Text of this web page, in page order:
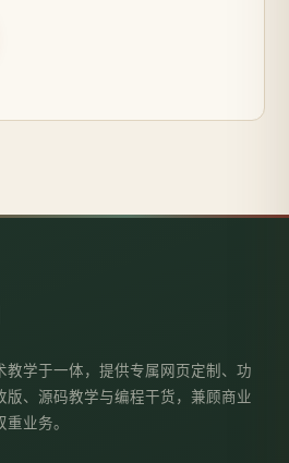
教学于一体，提供专属网页定制、功
版、源码教学与编程干货，兼顾商业
业务。